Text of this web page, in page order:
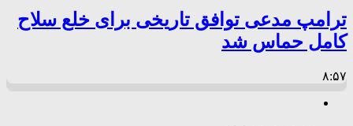
ترامپ مدعی توافق تاریخی برای خلع سلاح
کامل حماس شد
۸:۵۷